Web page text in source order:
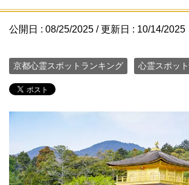
公開日 : 08/25/2025 / 更新日 : 10/14/2025
京都心霊スポットランキング 心霊スポッ